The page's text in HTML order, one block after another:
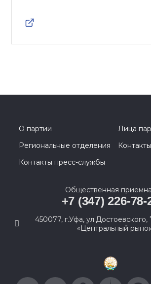
О партии
Лица
Региональные отделения
Контакты пресс-службы
Общественная
+7 (347) 226-78-
450077, г.Уфа, ул.Достоевского,
«Центральный